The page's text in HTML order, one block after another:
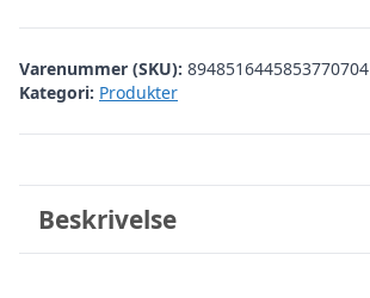
Varenummer (SKU): 8948516445853770704
Kategori: Produkter
Beskrivelse